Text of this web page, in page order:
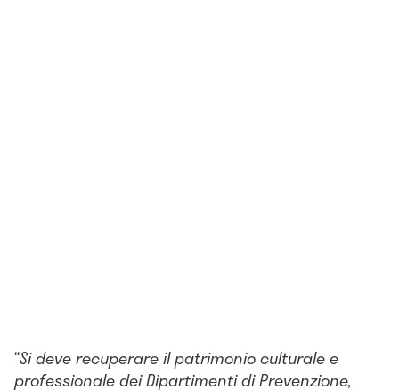
“Si deve recuperare il patrimonio culturale e
professionale dei Dipartimenti di Prevenzione,